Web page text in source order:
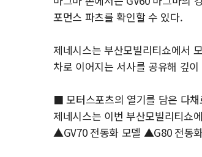
포먼스 파츠를 확인할 수 있다.
제네시스는 부산모빌리티쇼에서
차로 이어지는 서사를 공유해 깊
■ 모터스포츠의 열기를 담은 다채
제네시스는 이번 부산모빌리티
▲GV70 전동화 모델 ▲G80 전동